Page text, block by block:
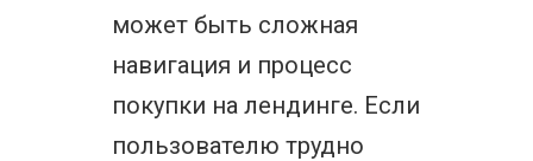
может быть сложная
навигация и процесс
покупки на лендинге. Если
пользователю трудно